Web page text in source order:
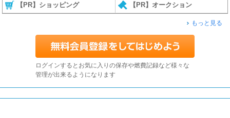
【PR】ショッピング 【PR】オークション
もっと見る
ログインするとお気に入りの保存や燃費記録など様々な
管理が出来るようになります